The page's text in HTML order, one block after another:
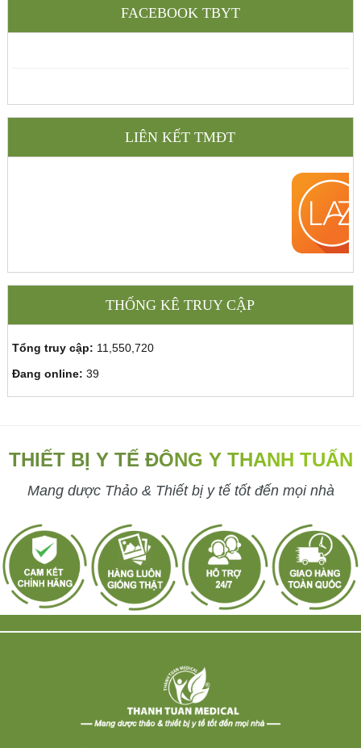
FACEBOOK TBYT
LIÊN KẾT TMĐT
THỐNG KÊ TRUY CẬP
Tổng truy cập: 11,550,720
Đang online: 39
THIẾT BỊ Y TẾ ĐÔNG Y THANH TUẤN
Mang dược Thảo & Thiết bị y tế tốt đến mọi nhà